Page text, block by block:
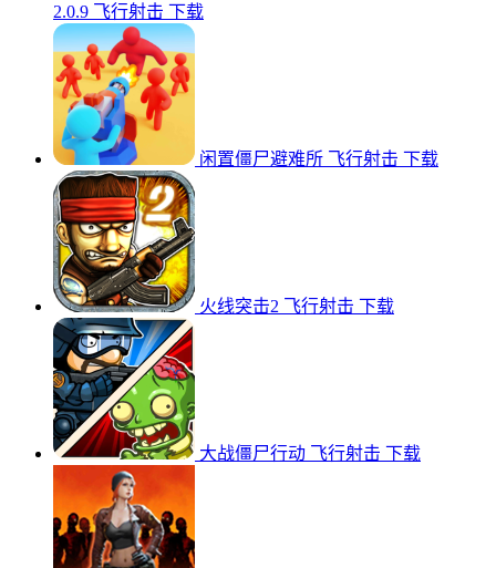
2.0.9 飞行射击 下载
闲置僵尸避难所 飞行射击 下载
火线突击2 飞行射击 下载
大战僵尸行动 飞行射击 下载